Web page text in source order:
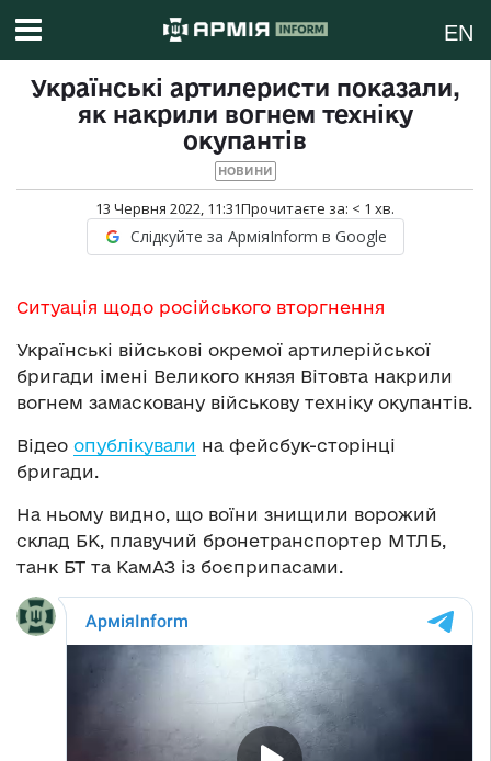
EN
Українські артилеристи показали,
як накрили вогнем техніку
окупантів
НОВИНИ
13 Червня 2022, 11:31Прочитаєте за: < 1 хв.
Слідкуйте за АрміяInform в Google
Ситуація щодо російського вторгнення
Українські військові окремої артилерійської
бригади імені Великого князя Вітовта накрили
вогнем замасковану військову техніку окупантів.
Відео опублікували на фейсбук-сторінці
бригади.
На ньому видно, що воїни знищили ворожий
склад БК, плавучий бронетранспортер МТЛБ,
танк БТ та КамАЗ із боєприпасами.